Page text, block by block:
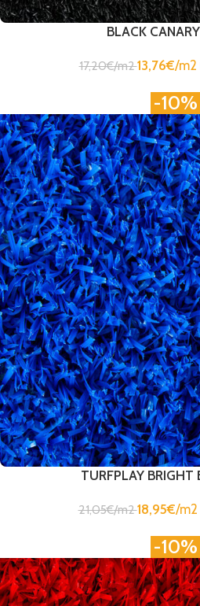
BLACK
17,20€/m213,76€/m2
-10%
TURFPLAY BRIGHT
21,05€/m218,95€/m2
-10%